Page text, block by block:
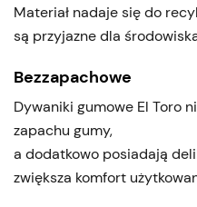
Materiał nadaje się do
są przyjazne dla
Bezzapachowe
Dywaniki gumowe El Toro
zapachu gumy,
a dodatkowo posiadają
zwiększa komfort